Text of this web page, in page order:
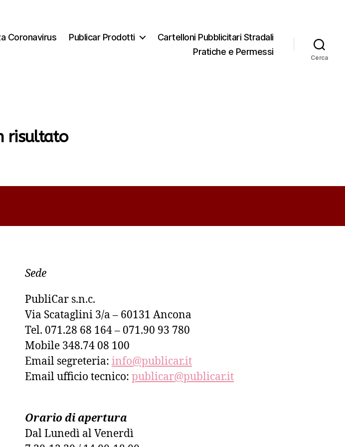
Coronavirus Publicar Prodotti
Cartelloni Pubblicitari Stradali
Pratiche e Permessi
Cerca
risultato
Sede
PubliCar s.n.c.
Via Scataglini 3/a – 60131 Ancona
Tel. 071.28 68 164 – 071.90 93 780
Mobile 348.74 08 100
Email segreteria: info@publicar.it
Email ufficio tecnico: publicar@publicar.it
Orario di apertura
Dal Lunedì al Venerdì